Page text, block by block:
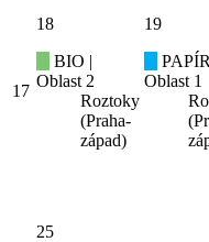
17
18
BIO |
Oblast 2
Roztoky
(Praha-
západ)
19
Oblast 1
25